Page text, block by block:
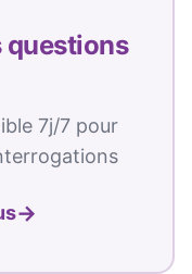
questions
7j/7 pour
→